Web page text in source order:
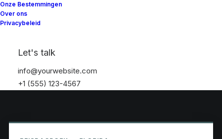
Onze Bestemmingen
Over ons
Privacybeleid
Let's talk
info@yourwebsite.com
+1 (555) 123-4567